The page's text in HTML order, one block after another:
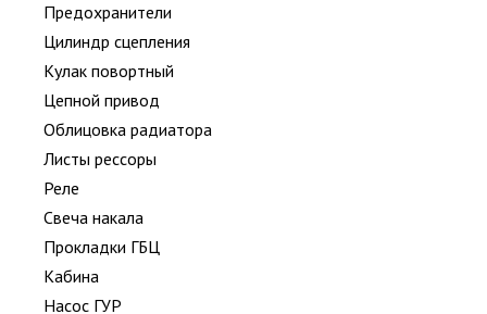
Предохранители
Цилиндр сцепления
Кулак повортный
Цепной привод
Облицовка радиатора
Листы рессоры
Реле
Свеча накала
Прокладки ГБЦ
Кабина
Насос ГУР